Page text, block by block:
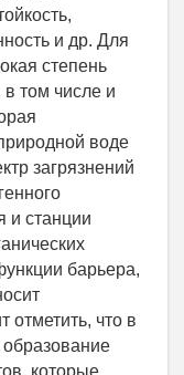
и др. Для
степень
том числе и
воде
загрязнений
и станции
барьера,
отметить, что в
которые